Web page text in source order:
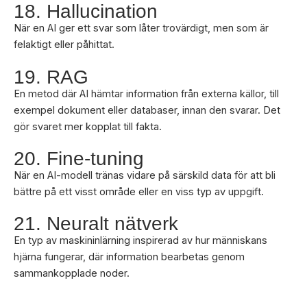
18. Hallucination
När en AI ger ett svar som låter trovärdigt, men som är
felaktigt eller påhittat.
19. RAG
En metod där AI hämtar information från externa källor, till
exempel dokument eller databaser, innan den svarar. Det
gör svaret mer kopplat till fakta.
20. Fine-tuning
När en AI-modell tränas vidare på särskild data för att bli
bättre på ett visst område eller en viss typ av uppgift.
21. Neuralt nätverk
En typ av maskininlärning inspirerad av hur människans
hjärna fungerar, där information bearbetas genom
sammankopplade noder.